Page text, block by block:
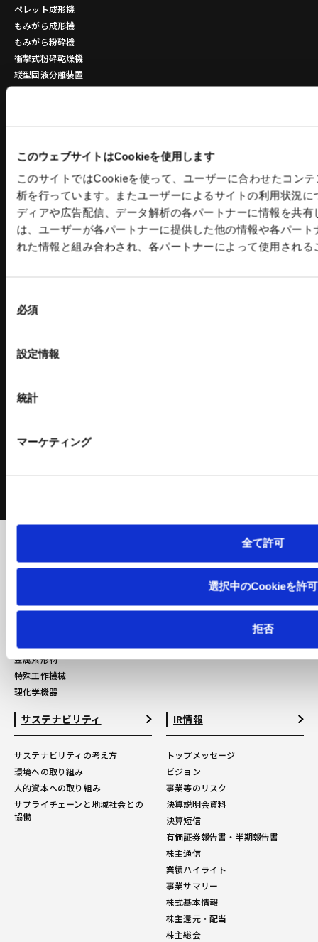
このウェブサイトはCookieを使用します
このサイトではCookieを使って、ユーザーに合わせたコン
析を行っています。またユーザーによるサイトの利用状況
ディアや広告配信、データ解析の各パートナーに情報を共
は、ユーザーが各パートナーに提供した他の情報や各パー
れた情報と組み合わされ、各パートナーによって使用される
必須
設定情報
統計
マーケティング
全て許可
選択中のCookieを許可
拒否
ペレット成形機
もみがら成形機
もみがら粉砕機
衝撃式粉砕乾燥機
縦型固液分離装置
トリートメントプロ
商業施設
営業用
医療・福祉施設
アミューズメント施設
その他
4層5段
施設併用
小ロット品
複雑形状
特殊材 鋳造品
加工／熱処理／ASSY／塗装等
特殊工作機械
ライトマシニングセンタ
環境設備
金属素形材
特殊工作機械
理化学機器
拠点／グループ会社一覧
サステナビリティ
サステナビリティの考え方
環境への取り組み
人的資本への取り組み
サプライチェーンと地域社会との
協働
IR情報
トップメッセージ
ビジョン
事業等のリスク
決算説明会資料
決算短信
有価証券報告書・半期報告書
株主通信
業績ハイライト
事業サマリー
株式基本情報
株主還元・配当
株主総会